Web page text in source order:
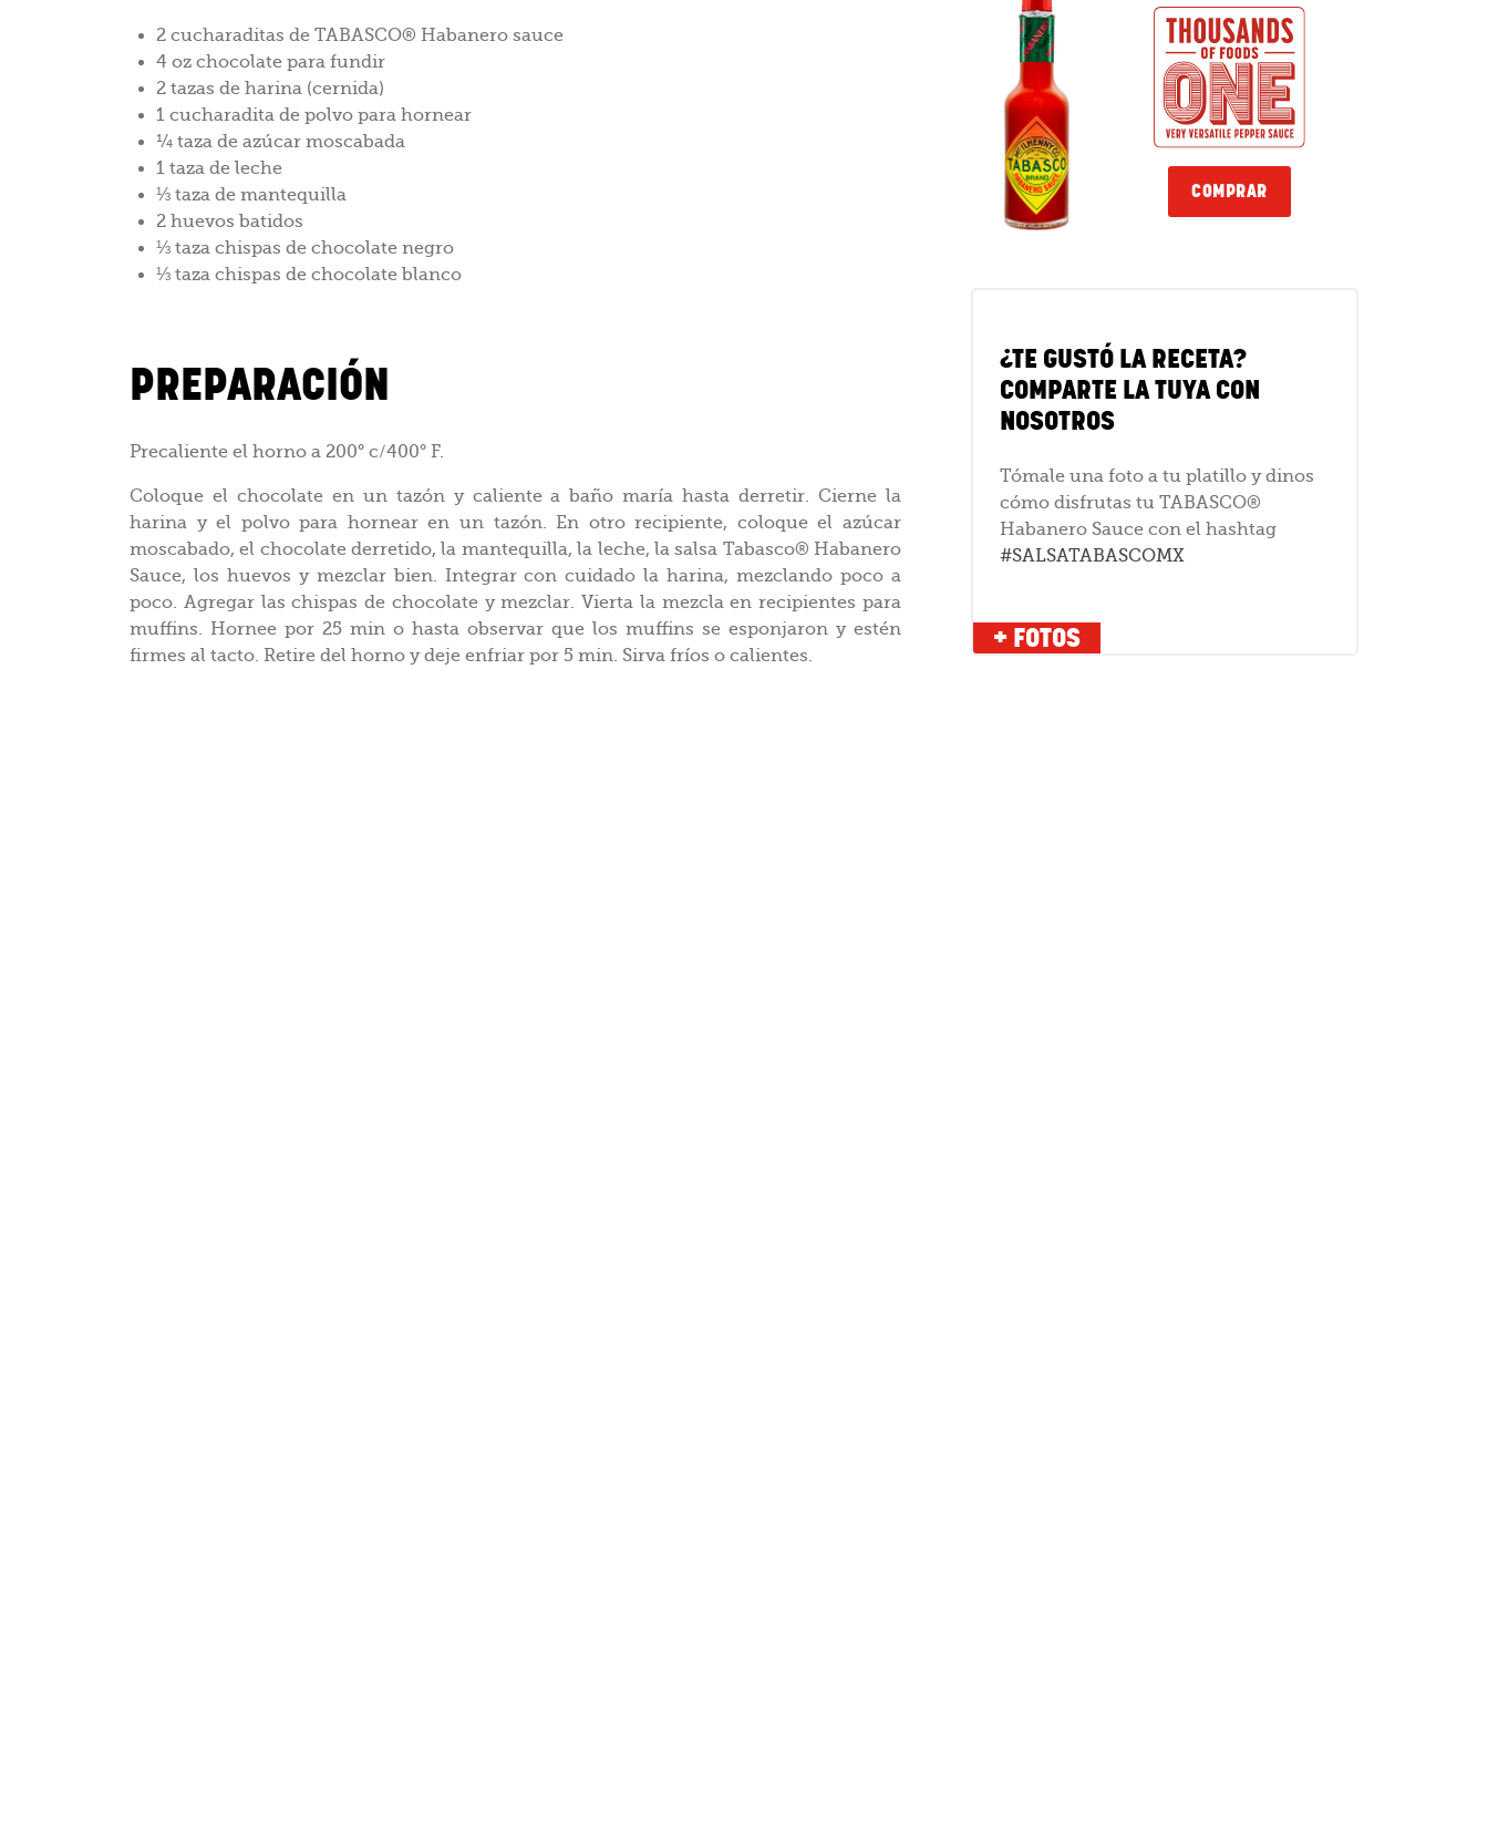
2 cucharaditas de TABASCO® Habanero sauce
4 oz chocolate para fundir
2 tazas de harina (cernida)
1 cucharadita de polvo para hornear
¼ taza de azúcar moscabada
1 taza de leche
⅓ taza de mantequilla
2 huevos batidos
⅓ taza chispas de chocolate negro
⅓ taza chispas de chocolate blanco
PREPARACIÓN
Precaliente el horno a 200° c/400° F.
Coloque el chocolate en un tazón y caliente a baño maría hasta derretir. Cierne la
harina y el polvo para hornear en un tazón. En otro recipiente, coloque el azúcar
moscabado, el chocolate derretido, la mantequilla, la leche, la salsa Tabasco® Habanero
Sauce, los huevos y mezclar bien. Integrar con cuidado la harina, mezclando poco a
poco. Agregar las chispas de chocolate y mezclar. Vierta la mezcla en recipientes para
muffins. Hornee por 25 min o hasta observar que los muffins se esponjaron y estén
firmes al tacto. Retire del horno y deje enfriar por 5 min. Sirva fríos o calientes.
COMPRAR
¿TE GUSTÓ LA RECETA?
COMPARTE LA TUYA CON
NOSOTROS
Tómale una foto a tu platillo y dinos
cómo disfrutas tu TABASCO®
Habanero Sauce con el hashtag
#SALSATABASCOMX
+ FOTOS